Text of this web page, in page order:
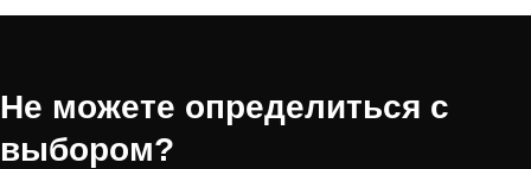
Не можете определиться с
выбором?